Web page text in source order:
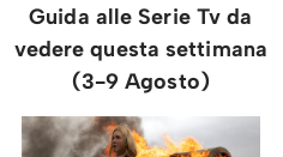
Guida alle Serie Tv da
vedere questa settimana
(3-9 Agosto)